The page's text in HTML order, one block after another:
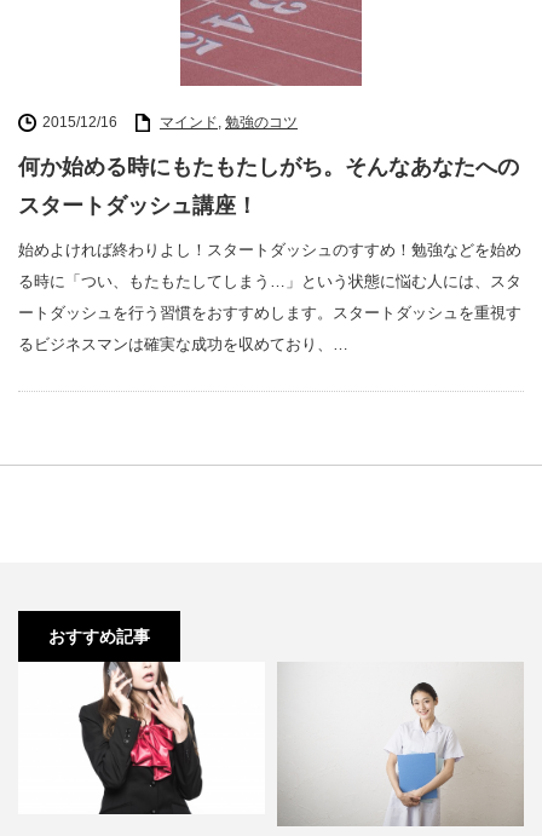
2015/12/16 マインド, 勉強のコツ
何か始める時にもたもたしがち。そんなあなたへの
スタートダッシュ講座！
始めよければ終わりよし！スタートダッシュのすすめ！勉強などを始め
る時に「つい、もたもたしてしまう…」という状態に悩む人には、スタ
ートダッシュを行う習慣をおすすめします。スタートダッシュを重視す
るビジネスマンは確実な成功を収めており、…
おすすめ記事